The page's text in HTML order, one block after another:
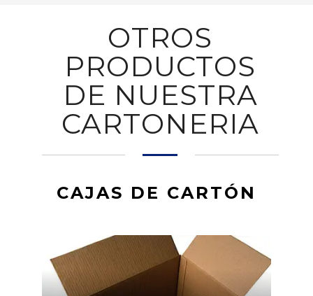
OTROS
PRODUCTOS
DE NUESTRA
CARTONERIA
CAJAS DE CARTÓN